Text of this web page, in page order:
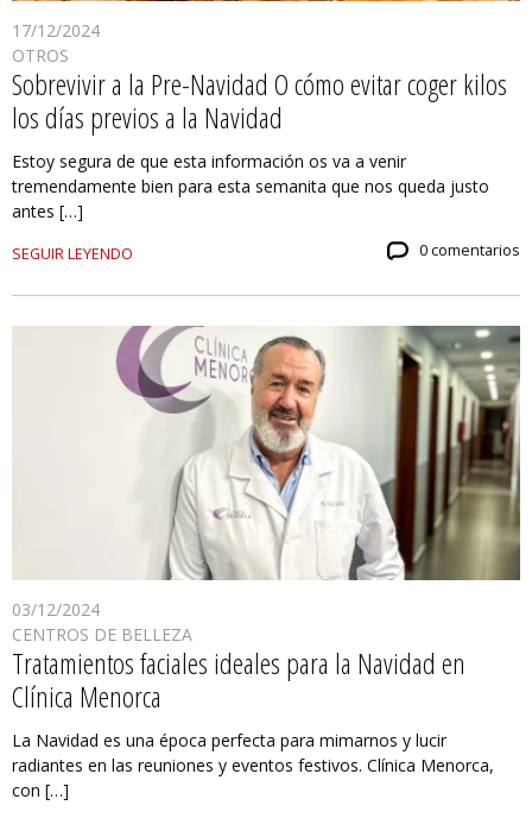
17/12/2024
OTROS
Sobrevivir a la Pre-Navidad O cómo evitar coger kilos
los días previos a la Navidad
Estoy segura de que esta información os va a venir
tremendamente bien para esta semanita que nos queda justo
antes […]
SEGUIR LEYENDO 0 comentarios
03/12/2024
CENTROS DE BELLEZA
Tratamientos faciales ideales para la Navidad en
Clínica Menorca
La Navidad es una época perfecta para mimarnos y lucir
radiantes en las reuniones y eventos festivos. Clínica Menorca,
con […]